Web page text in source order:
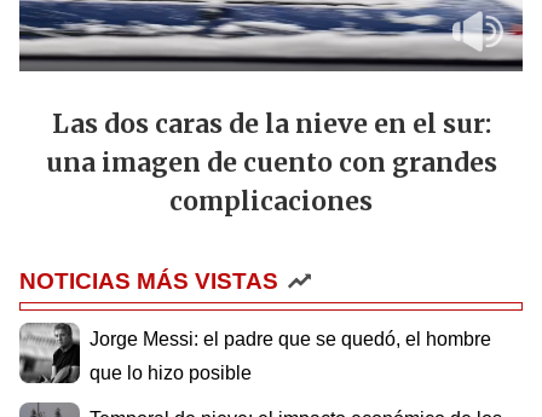
Las dos caras de la nieve en el sur:
una imagen de cuento con grandes
complicaciones
NOTICIAS MÁS VISTAS
Jorge Messi: el padre que se quedó, el hombre
que lo hizo posible